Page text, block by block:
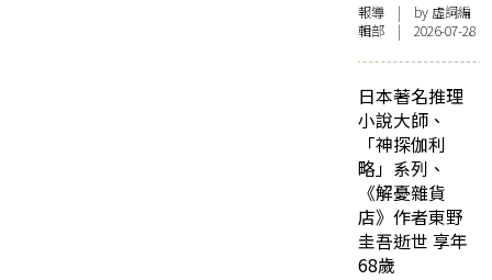
報導 | by 虛詞編
輯部 | 2026-07-28
日本著名推理
小說大師、
「神探伽利
略」系列、
《解憂雜貨
店》作者東野
圭吾逝世 享年
68歲